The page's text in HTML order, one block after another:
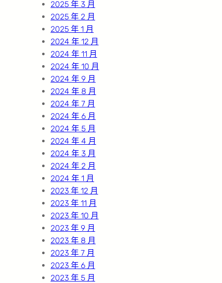
2025 年 3 月
2025 年 2 月
2025 年 1 月
2024 年 12 月
2024 年 11 月
2024 年 10 月
2024 年 9 月
2024 年 8 月
2024 年 7 月
2024 年 6 月
2024 年 5 月
2024 年 4 月
2024 年 3 月
2024 年 2 月
2024 年 1 月
2023 年 12 月
2023 年 11 月
2023 年 10 月
2023 年 9 月
2023 年 8 月
2023 年 7 月
2023 年 6 月
2023 年 5 月